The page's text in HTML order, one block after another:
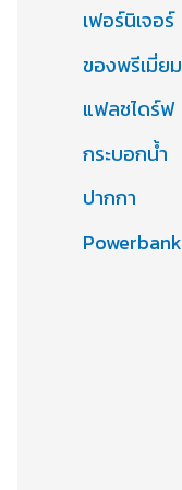
เฟอร์นิเจอร์
ของพรีเมี่ยม
แฟลชไดร์ฟ
กระบอกน้ำ
ปากกา
Powerbank